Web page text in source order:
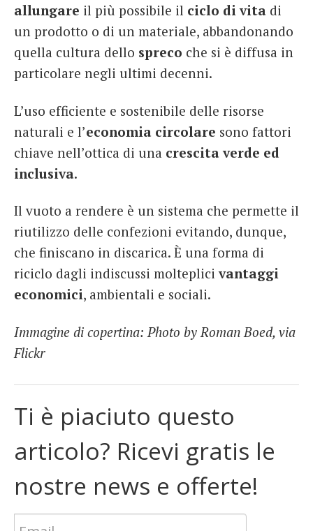
allungare il più possibile il ciclo di vita di
un prodotto o di un materiale, abbandonando
quella cultura dello spreco che si è diffusa in
particolare negli ultimi decenni.
L’uso efficiente e sostenibile delle risorse
naturali e l’economia circolare sono fattori
chiave nell’ottica di una crescita verde ed
inclusiva.
Il vuoto a rendere è un sistema che permette il
riutilizzo delle confezioni evitando, dunque,
che finiscano in discarica. È una forma di
riciclo dagli indiscussi molteplicivantaggi
economici, ambientali e sociali.
Immagine di copertina: Photo by Roman Boed, via
Flickr
Ti è piaciuto questo
articolo? Ricevi gratis le
nostre news e offerte!